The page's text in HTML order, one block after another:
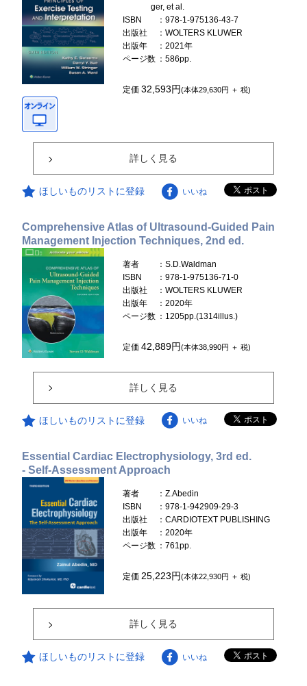
ger, et al.
ISBN
：978-1-975136-43-7
出版社
：WOLTERS KLUWER
出版年
：2021年
ページ数 ：586pp.
定価32,593円(本体29,630円 ＋ 税)
詳しく見る
ほしいものリストに登録 いいね
Comprehensive Atlas of Ultrasound-Guided Pain
Management Injection Techniques, 2nd ed.
著者
：S.D.Waldman
ISBN
：978-1-975136-71-0
出版社
：WOLTERS KLUWER
出版年
：2020年
ページ数 ：1205pp.(1314illus.)
定価42,889円(本体38,990円 ＋ 税)
詳しく見る
ほしいものリストに登録 いいね
Essential Cardiac Electrophysiology, 3rd ed.
- Self-Assessment Approach
著者
：Z.Abedin
ISBN
：978-1-942909-29-3
出版社
：CARDIOTEXT PUBLISHING
出版年
：2020年
ページ数 ：761pp.
定価 25,223円(本体22,930円 ＋ 税)
詳しく見る
ほしいものリストに登録 いいね